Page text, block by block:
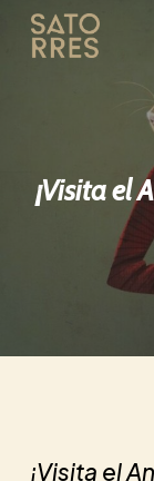
Skip
¡Visita el
¡Visita el